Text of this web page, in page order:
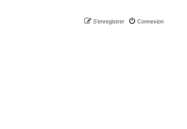
Connexion
S’enregistrer